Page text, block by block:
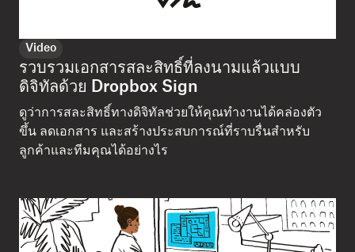
Video
รวบรวมเอกสารสละสิทธิ์ที่ลงนามแล้วแบบ
ดิจิทัลด้วย Dropbox Sign
ดูว่าการสละสิทธิ์ทางดิจิทัลช่วยให้คุณทำงานได้คล่องตัว
ขึ้น ลดเอกสาร และสร้างประสบการณ์ที่ราบรื่นสำหรับ
ลูกค้าและทีมคุณได้อย่างไร